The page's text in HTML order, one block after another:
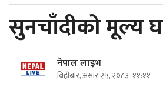
सुनचाँदीको मूल्य
नेपाल लाइभ
बिहीबार, असार २५, २०८३ ११:११